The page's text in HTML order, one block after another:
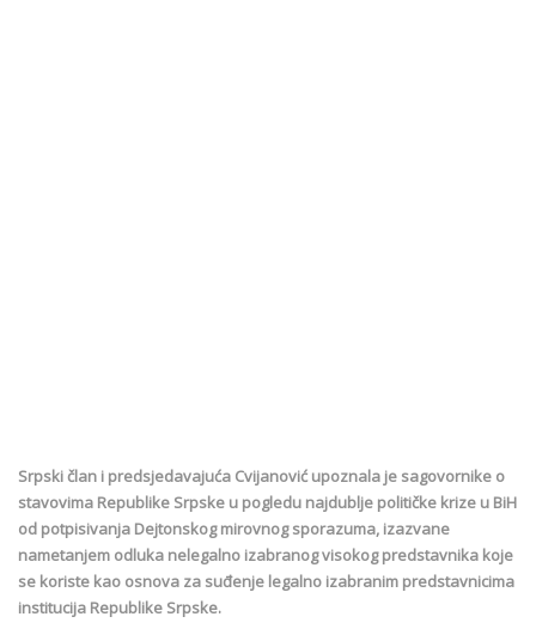
Srpski član i predsjedavajuća Cvijanović upoznala je sagovornike o
stavovima Republike Srpske u pogledu najdublje političke krize u BiH
od potpisivanja Dejtonskog mirovnog sporazuma, izazvane
nametanjem odluka nelegalno izabranog visokog predstavnika koje
se koriste kao osnova za suđenje legalno izabranim predstavnicima
institucija Republike Srpske.